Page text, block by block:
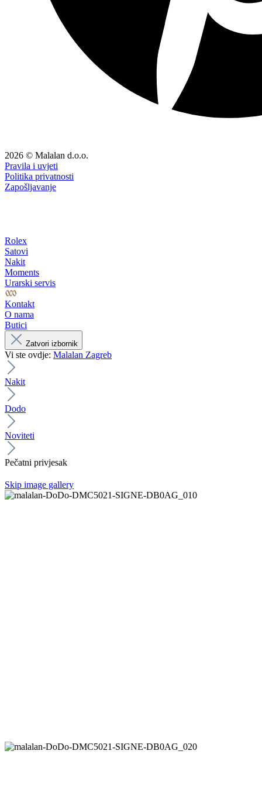
2026 © Malalan d.o.o.
Pravila i uvjeti
Politika privatnosti
Zapošljavanje
Rolex
Satovi
Nakit
Moments
Urarski servis
Kontakt
O nama
Butici
Zatvori izbornik
Vi ste ovdje: Malalan Zagreb
Nakit
Dodo
Noviteti
Pečatni privjesak
Skip image gallery